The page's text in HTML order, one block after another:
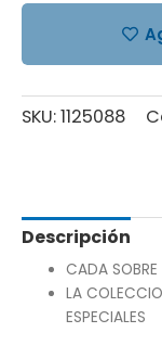
SOBRE
cantidad
SKU:1125088
Descripción
CADA
LA
ESPECIALES